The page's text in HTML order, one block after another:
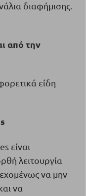
διαφήμισης.
από την
είδη
είναι
λειτουργία
να μην
να